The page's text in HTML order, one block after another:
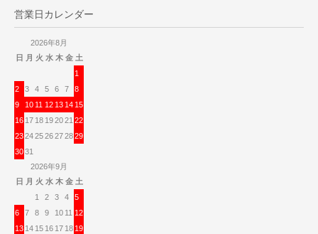
営業日カレンダー
2026年8月
日 月 火 水 木 金 土
1
2
3 4 5 6 7
8
9
10 11 12 13 14 15
16 17 18 192021 22
23242526272829
3031
2026年9月
日 月 火 水 木 金 土
1
2 3 4
5
6
7 8 9 10 11 12
13 14 15 16 17 18 19